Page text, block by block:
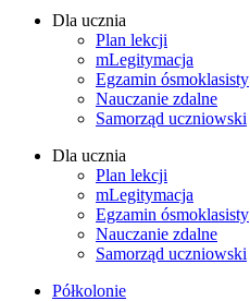
Dla ucznia
Plan lekcji
mLegitymacja
Egzamin ósmoklasisty
Nauczanie zdalne
Samorząd uczniowski
Dla ucznia
Plan lekcji
mLegitymacja
Egzamin ósmoklasisty
Nauczanie zdalne
Samorząd uczniowski
Półkolonie